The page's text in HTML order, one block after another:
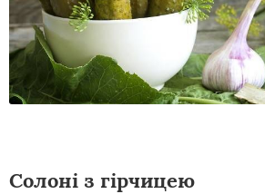
Солоні з гірчицею